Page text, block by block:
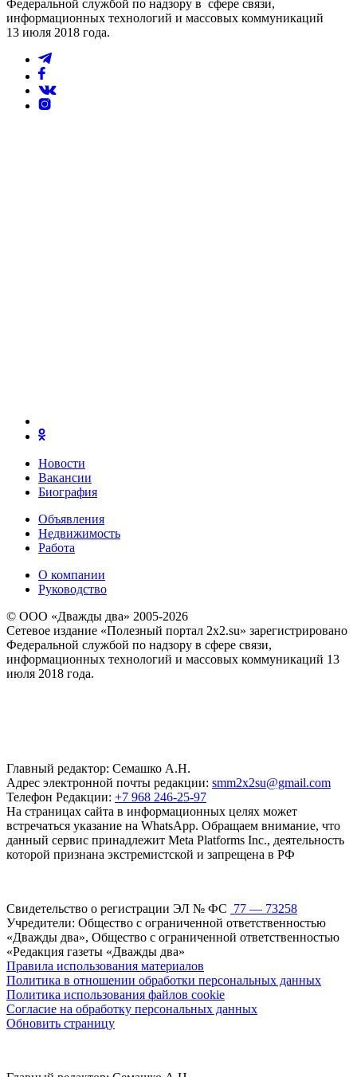
Федеральной службой по надзору в сфере связи,
информационных технологий и массовых коммуникаций
13 июля 2018 года.
Новости
Вакансии
Биография
Объявления
Недвижимость
Работа
О компании
Руководство
© ООО «Дважды два» 2005-2026
Сетевое издание «Полезный портал 2x2.su» зарегистрировано
Федеральной службой по надзору в сфере связи,
информационных технологий и массовых коммуникаций 13
июля 2018 года.
Главный редактор: Семашко А.Н.
Адрес электронной почты редакции: smm2x2su@gmail.com
Телефон Редакции: +7 968 246-25-97
На страницах сайта в информационных целях может
встречаться указание на WhatsApp. Обращаем внимание, что
данный сервис принадлежит Meta Platforms Inc., деятельность
которой признана экстремистской и запрещена в РФ
Свидетельство о регистрации ЭЛ № ФС 77 — 73258
Учредители: Общество с ограниченной ответственностью
«Дважды два», Общество с ограниченной ответственностью
«Редакция газеты «Дважды два»
Правила использования материалов
Политика в отношении обработки персональных данных
Политика использования файлов cookie
Согласие на обработку персональных данных
Обновить страницу